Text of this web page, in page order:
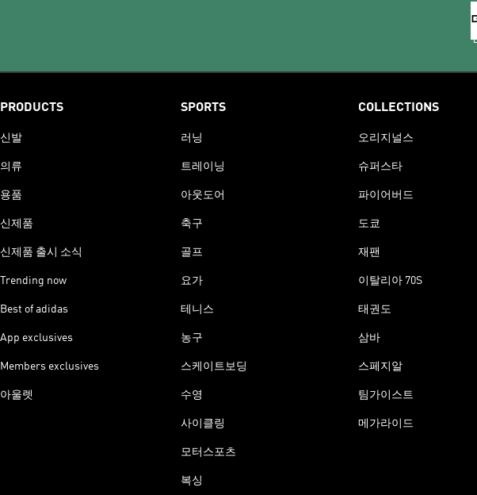
PRODUCTS
신발
의류
용품
신제품
신제품 출시 소식
Trending now
Best of adidas
App exclusives
Members exclusives
아울렛
SPORTS
러닝
트레이닝
아웃도어
축구
골프
요가
테니스
농구
스케이트보딩
수영
사이클링
모터스포츠
복싱
COLLECTIONS
오리지널스
슈퍼스타
파이어버드
도쿄
재팬
이탈리아 70S
태권도
삼바
스페지알
팀가이스트
메가라이드